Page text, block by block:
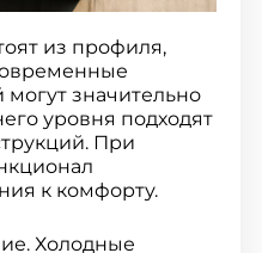
из профиля,
значительно
уровня подходят
При
к комфорту.
Холодные